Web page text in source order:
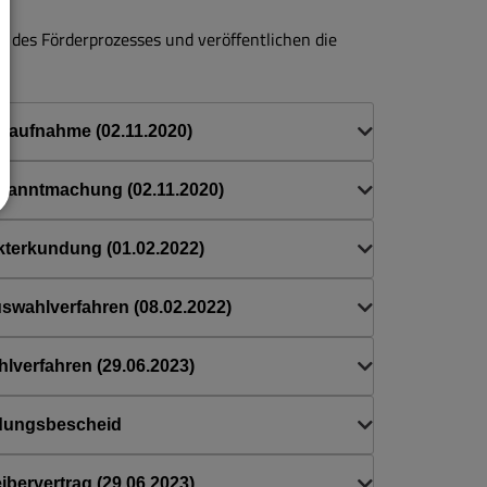
Förderprozesses und veröffentlichen die
(02.11.2020)
(02.11.2020)
(01.02.2022)
(08.02.2022)
(29.06.2023)
(29.06.2023)